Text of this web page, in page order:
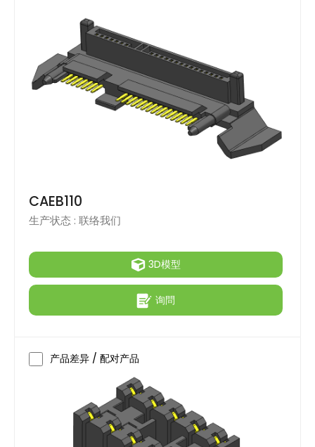
CAEB110
生产状态 : 联络我们
3D模型
询問
产品差异 / 配对产品